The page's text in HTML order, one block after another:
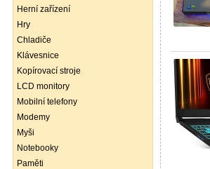
Herní zařízení
Hry
Chladiče
Klávesnice
Kopírovací stroje
LCD monitory
Mobilní telefony
Modemy
Myši
Notebooky
Paměti